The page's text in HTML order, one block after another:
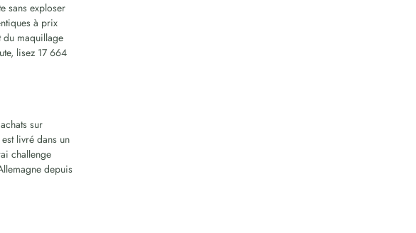
sans exploser
à prix
du maquillage
lisez 17 664
sur
livré dans un
challenge
depuis